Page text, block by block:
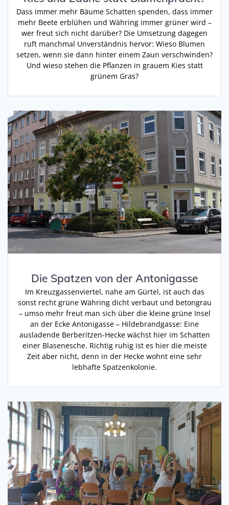
Dass immer mehr Bäume Schatten spenden, dass immer
mehr Beete erblühen und Währing immer grüner wird –
wer freut sich nicht darüber? Die Umsetzung dagegen
ruft manchmal Unverständnis hervor: Wieso Blumen
setzen, wenn sie dann hinter einem Zaun verschwinden?
Und wieso stehen die Pflanzen in grauem Kies statt
grünem Gras?
Die Spatzen von der Antonigasse
Im Kreuzgassenviertel, nahe am Gürtel, ist auch das
sonst recht grüne Währing dicht verbaut und betongrau
– umso mehr freut man sich über die kleine grüne Insel
an der Ecke Antonigasse – Hildebrandgasse: Eine
ausladende Berberitzen-Hecke wächst hier im Schatten
einer Blasenesche. Richtig ruhig ist es hier die meiste
Zeit aber nicht, denn in der Hecke wohnt eine sehr
lebhafte Spatzenkolonie.